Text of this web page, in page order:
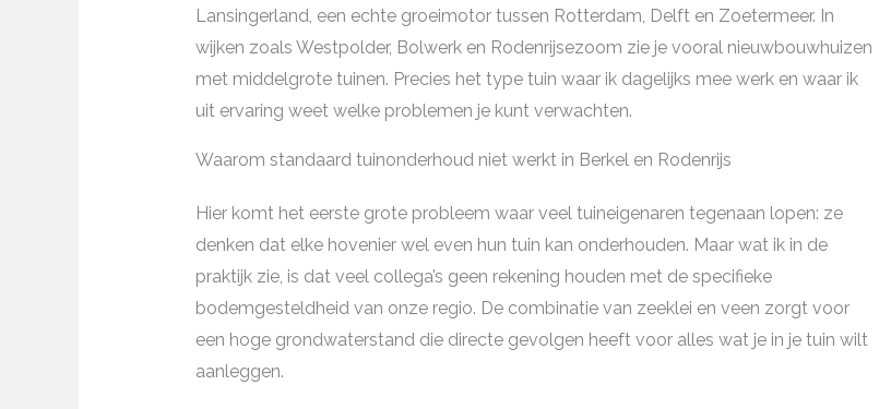
Lansingerland, een echte groeimotor tussen Rotterdam, Delft en Zoetermeer. In
wijken zoals Westpolder, Bolwerk en Rodenrijsezoom zie je vooral nieuwbouwhuizen
met middelgrote tuinen. Precies het type tuin waar ik dagelijks mee werk en waar ik
uit ervaring weet welke problemen je kunt verwachten.
Waarom standaard tuinonderhoud niet werkt in Berkel en Rodenrijs
Hier komt het eerste grote probleem waar veel tuineigenaren tegenaan lopen: ze
denken dat elke hovenier wel even hun tuin kan onderhouden. Maar wat ik in de
praktijk zie, is dat veel collega’s geen rekening houden met de specifieke
bodemgesteldheid van onze regio. De combinatie van zeeklei en veen zorgt voor
een hoge grondwaterstand die directe gevolgen heeft voor alles wat je in je tuin wilt
aanleggen.